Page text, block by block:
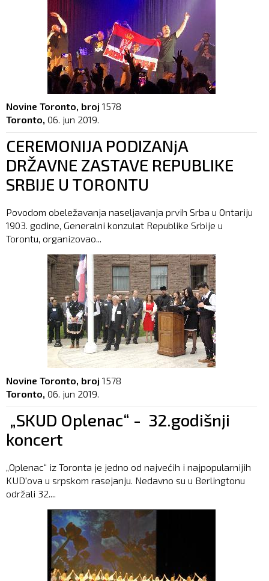
Novine Toronto, broj 1578
Toronto, 06. jun 2019.
CEREMONIJA PODIZANjA
DRŽAVNE ZASTAVE REPUBLIKE
SRBIJE U TORONTU
Povodom obeležavanja naseljavanja prvih Srba u Ontariju
1903. godine, Generalni konzulat Republike Srbije u
Torontu, organizovao...
Novine Toronto, broj 1578
Toronto, 06. jun 2019.
„SKUD Oplenac“ - 32.godišnji
koncert
„Oplenac“ iz Toronta je jedno od najvećih i najpopularnijih
KUD'ova u srpskom rasejanju. Nedavno su u Berlingtonu
održali 32....